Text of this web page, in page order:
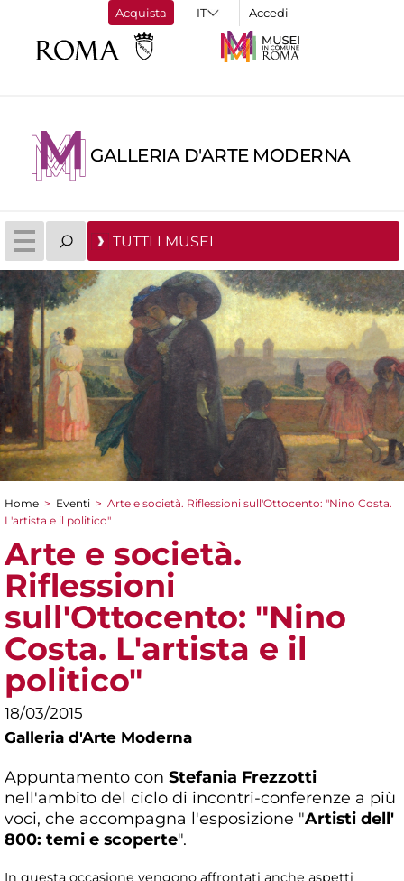
Acquista Accedi
GALLERIA D'ARTE MODERNA
TUTTI I MUSEI
Tu sei qui
Home > Eventi > Arte e società. Riflessioni sull'Ottocento: "Nino Costa.
L'artista e il politico"
Arte e società.
Riflessioni
sull'Ottocento: "Nino
Costa. L'artista e il
politico"
18/03/2015
Galleria d'Arte Moderna
Appuntamento con Stefania Frezzotti
nell'ambito del ciclo di incontri-conferenze a più
voci, che accompagna l'esposizione "Artisti dell'
800: temi e scoperte".
In questa occasione vengono affrontati anche aspetti